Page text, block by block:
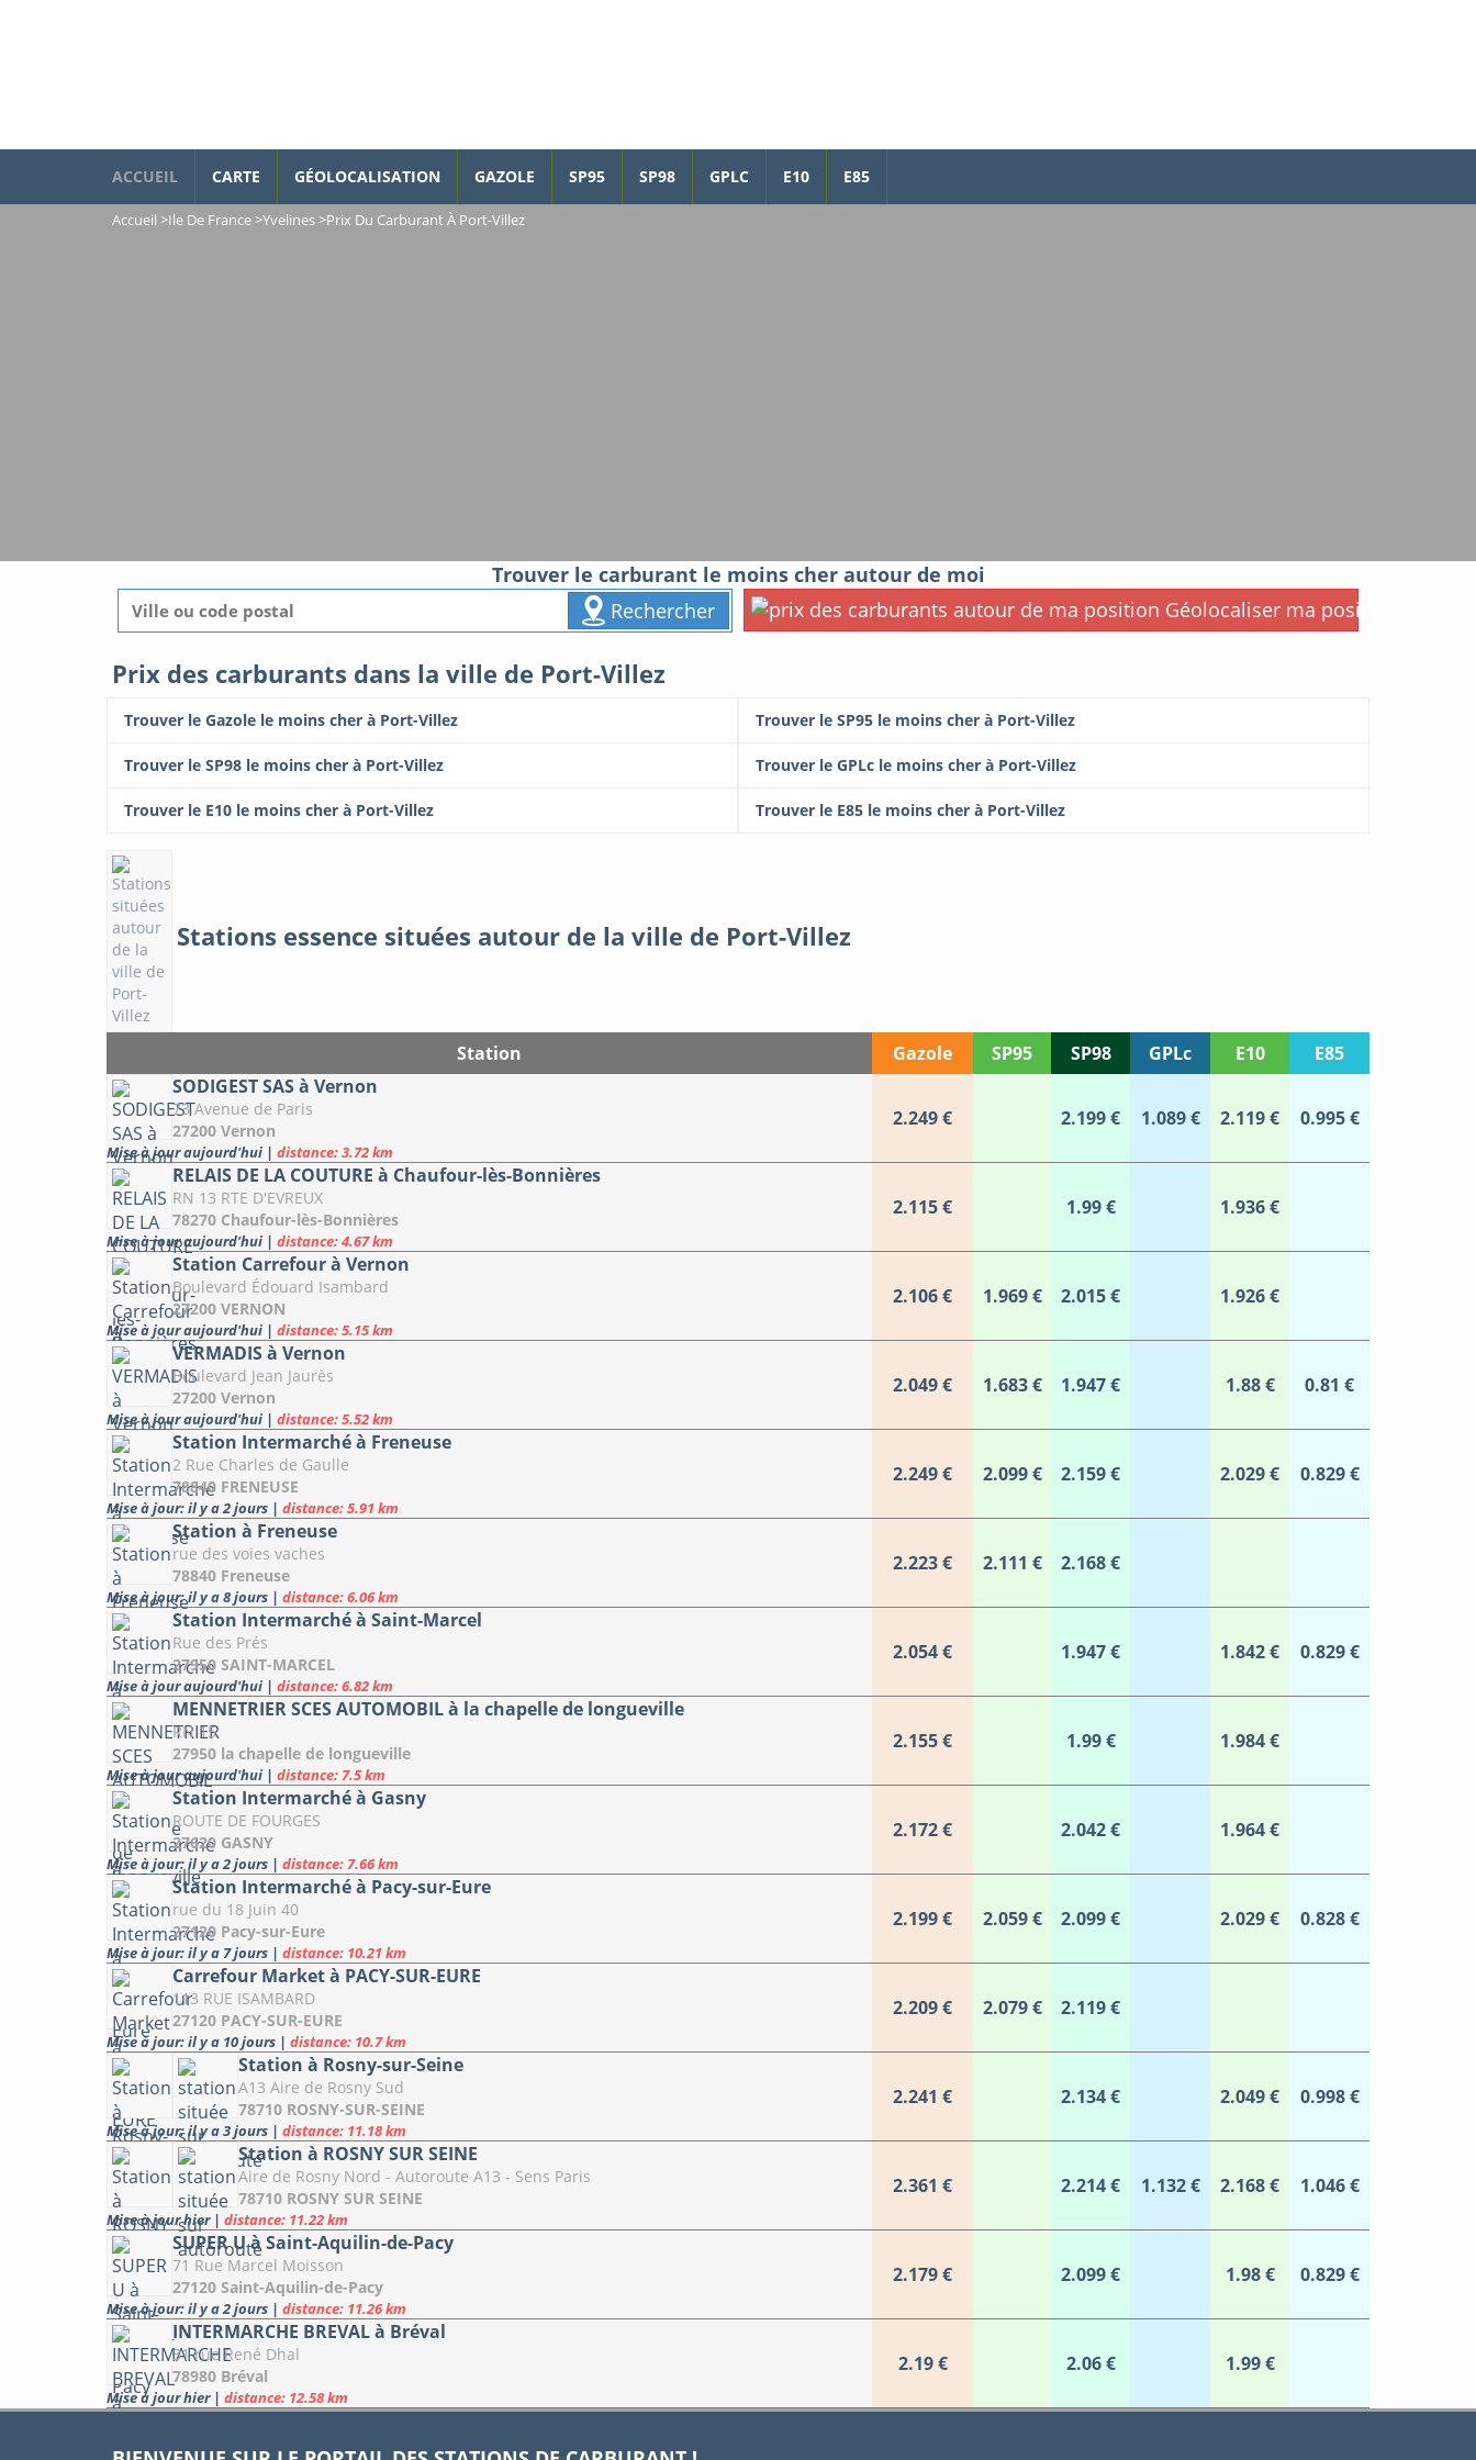
ACCUEIL CARTE GÉOLOCALISATION GAZOLE SP95 SP98 GPLC E10 E85
Accueil >Ile De France>Yvelines>Prix Du Carburant À Port-Villez
Trouver le carburant le moins cher autour de moi
Rechercher
Géolocaliser ma position
Prix des carburants dans la ville de Port-Villez
Trouver le Gazole le moins cher à Port-Villez Trouver le SP95 le moins cher à Port-Villez
Trouver le SP98 le moins cher à Port-Villez Trouver le GPLc le moins cher à Port-Villez
Trouver le E10 le moins cher à Port-Villez Trouver le E85 le moins cher à Port-Villez
Stations essence situées autour de la ville de Port-Villez
Station Gazole SP95 SP98 GPLc E10
E85
SODIGEST SAS à Vernon
73 Avenue de Paris
27200 Vernon
Mise à jour aujourd'hui | distance: 3.72 km
2.249 € 2.199 € 1.089 € 2.119 € 0.995 €
RELAIS DE LA COUTURE à Chaufour-lès-Bonnières
RN 13 RTE D'EVREUX
78270 Chaufour-lès-Bonnières
Mise à jour aujourd'hui | distance: 4.67 km
2.115 € 1.99 € 1.936 €
Station Carrefour à Vernon
Boulevard Édouard Isambard
27200 VERNON
Mise à jour aujourd'hui | distance: 5.15 km
2.106 € 1.969 € 2.015 € 1.926 €
VERMADIS à Vernon
Boulevard Jean Jaurès
27200 Vernon
Mise à jour aujourd'hui | distance: 5.52 km
2.049 € 1.683 € 1.947 € 1.88 € 0.81 €
Station Intermarché à Freneuse
2 Rue Charles de Gaulle
78840 FRENEUSE
Mise à jour: il y a 2 jours | distance: 5.91 km
2.249 € 2.099 € 2.159 € 2.029 € 0.829 €
Station à Freneuse
rue des voies vaches
78840 Freneuse
Mise à jour: il y a 8 jours | distance: 6.06 km
2.223 € 2.111 € 2.168 €
Station Intermarché à Saint-Marcel
Rue des Prés
27950 SAINT-MARCEL
Mise à jour aujourd'hui | distance: 6.82 km
2.054 € 1.947 € 1.842 € 0.829 €
MENNETRIER SCES AUTOMOBIL à la chapelle de longueville
RN 15
27950 la chapelle de longueville
Mise à jour aujourd'hui | distance: 7.5 km
2.155 € 1.99 € 1.984 €
Station Intermarché à Gasny
ROUTE DE FOURGES
27620 GASNY
Mise à jour: il y a 2 jours | distance: 7.66 km
2.172 € 2.042 € 1.964 €
Station Intermarché à Pacy-sur-Eure
rue du 18 Juin 40
27120 Pacy-sur-Eure
Mise à jour: il y a 7 jours | distance: 10.21 km
2.199 € 2.059 € 2.099 € 2.029 € 0.828 €
Carrefour Market à PACY-SUR-EURE
113 RUE ISAMBARD
27120 PACY-SUR-EURE
Mise à jour: il y a 10 jours | distance: 10.7 km
2.209 € 2.079 € 2.119 €
Station à Rosny-sur-Seine
A13 Aire de Rosny Sud
78710 ROSNY-SUR-SEINE
Mise à jour: il y a 3 jours | distance: 11.18 km
2.241 € 2.134 € 2.049 € 0.998 €
Station à ROSNY SUR SEINE
Aire de Rosny Nord - Autoroute A13 - Sens Paris
78710 ROSNY SUR SEINE
Mise à jour hier | distance: 11.22 km
2.361 € 2.214 € 1.132 € 2.168 € 1.046 €
SUPER U à Saint-Aquilin-de-Pacy
71 Rue Marcel Moisson
27120 Saint-Aquilin-de-Pacy
Mise à jour: il y a 2 jours | distance: 11.26 km
2.179 € 2.099 € 1.98 € 0.829 €
INTERMARCHE BREVAL à Bréval
31 rue René Dhal
78980 Bréval
Mise à jour hier | distance: 12.58 km
2.19 € 2.06 € 1.99 €